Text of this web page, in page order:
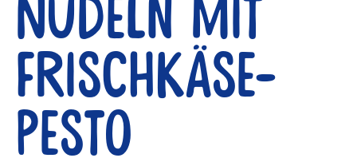
Nudeln mit
Frischkäse-
Pesto